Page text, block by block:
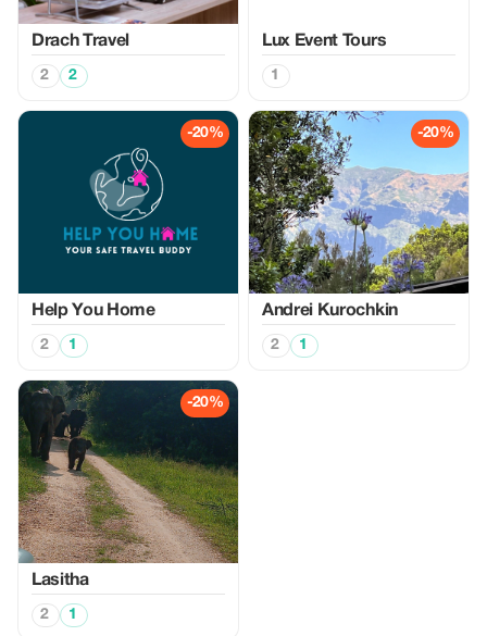
Drach Travel
2 2
Lux Event Tours
1
-20%
Help You Home
2 1
-20%
Аndrei Kurochkin
2 1
-20%
Lasitha
2 1